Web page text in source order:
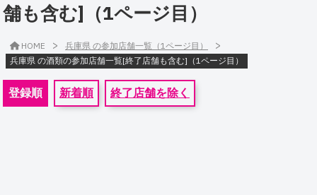
舗も含む]（1ページ目）
HOME > 兵庫県 の参加店舗一覧（1ページ目） >
兵庫県 の酒類の参加店舗一覧[終了店舗も含む]（1ページ目）
登録順 新着順 終了店舗を除く